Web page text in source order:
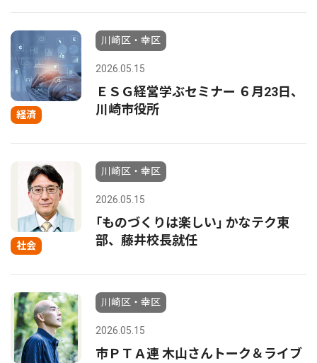
経済
川崎区・幸区
2026.05.15
ＥＳＧ経営学ぶセミナー ６月23日、
川崎市役所
社会
川崎区・幸区
2026.05.15
｢ものづくりは楽しい｣ かなテク東
部、藤井校長就任
川崎区・幸区
2026.05.15
市ＰＴＡ連 木山さんトーク＆ライブ